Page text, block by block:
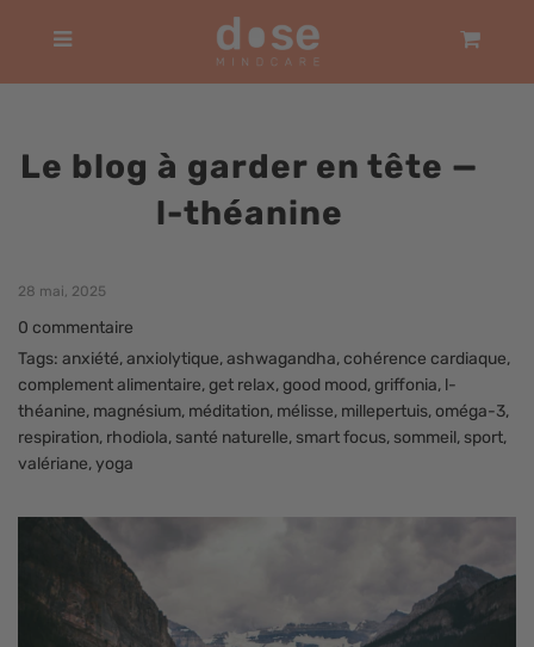
Panier
Le blog à garder en tête —
l-théanine
28 mai, 2025
0 commentaire
Tags: anxiété,anxiolytique,ashwagandha, cohérence cardiaque,
complement alimentaire, get relax, good mood, griffonia, l-
théanine, magnésium, méditation, mélisse, millepertuis, oméga-3,
respiration, rhodiola, santé naturelle, smart focus, sommeil, sport,
valériane,yoga